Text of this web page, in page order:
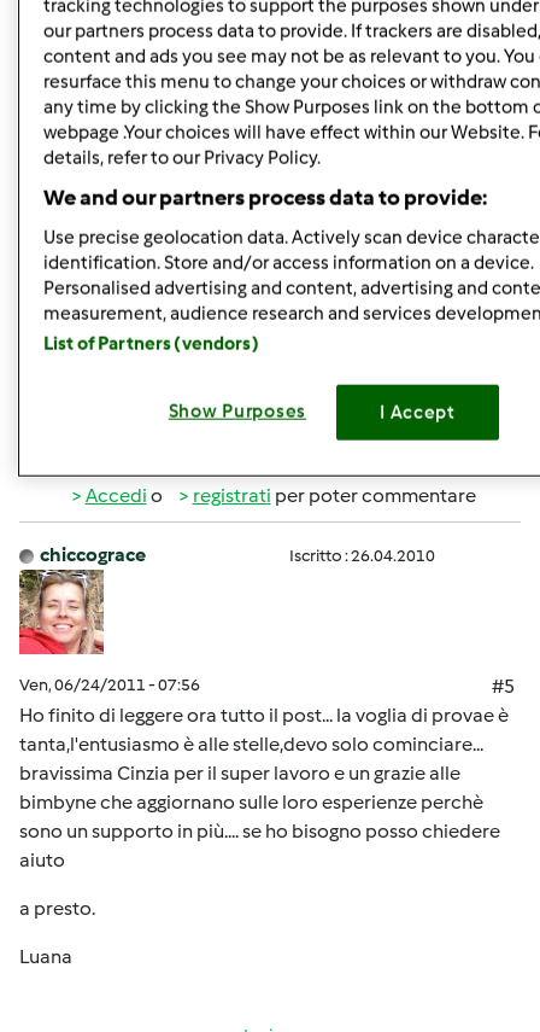
Adesso Consta mi raccomando!!! Tienici informate sulle
tue prove
wowowowwwww che emozione... io ho vissuto la
consegna a 300km di distanza ma quasi dal vivo (deo ex
machina il cellulare......) e ho anche sentito per la prima
volta la viva voce di Constantina!!!!!!!! Questa centenaria è
piena di attenzioni da tantissimi fans!!!!! Un bacione alla
spacciatrice di genuinità cin e uno alla dolcissima Consta
8che è una gran bella figlila e ha una voce splendida).....
Accedi o registrati per poter commentare
chiccograce Iscritto : 26.04.2010
Ven, 06/24/2011 - 07:56
#5
Ho finito di leggere ora tutto il post... la voglia di provae è
tanta,l'entusiasmo è alle stelle,devo solo cominciare...
bravissima Cinzia per il super lavoro e un grazie alle
bimbyne che aggiornano sulle loro esperienze perchè
sono un supporto in più.... se ho bisogno posso chiedere
aiuto
a presto.
Luana
tracking technologies to support the purposes shown
our partners process data to provide. If trackers are
content and ads you see may not be as relevant to you. You
resurface this menu to change your choices or withdraw
any time by clicking the Show Purposes link on the bottom
webpage .Your choices will have effect within our Website.
details, refer to our Privacy Policy.
We and our partners process data to provide:
Use precise geolocation data. Actively scan device
identification. Store and/or access information on a device.
Personalised advertising and content, advertising and
measurement, audience research and services
List of Partners (vendors)
Show Purposes I Accept